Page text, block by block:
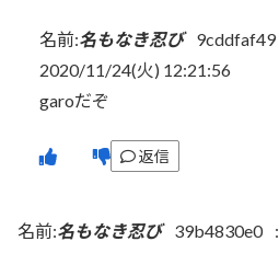
名前:名もなき忍び 9cddfaf49
2020/11/24(火) 12:21:56
garoだぞ
返信
名前:名もなき忍び 39b4830e0 :